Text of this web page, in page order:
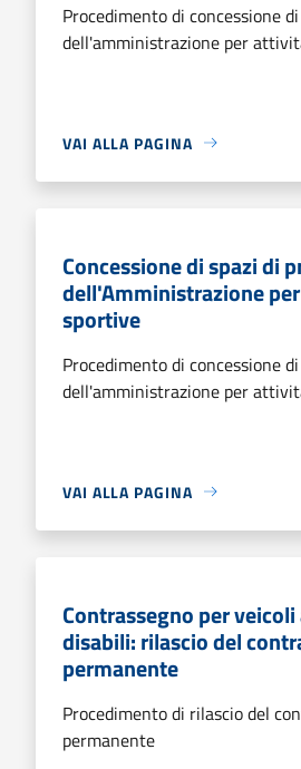
Procedimento di concessione
dell'amministrazione per
VAI ALLA PAGINA
Concessione di spazi di
dell'Amministrazione
sportive
Procedimento di concessione
dell'amministrazione per
VAI ALLA PAGINA
Contrassegno per
disabili: rilascio del
permanente
Procedimento di rilascio del
permanente